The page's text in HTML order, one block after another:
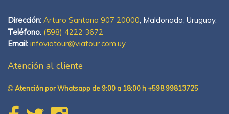
Dirección: Arturo Santana 907 20000, Maldonado, Uruguay.
Teléfono: (598) 4222 3672
Email: infoviatour@viatour.com.uy
Atención al cliente
Atención por Whatsapp de 9:00 a 18:00 h +598 99813725